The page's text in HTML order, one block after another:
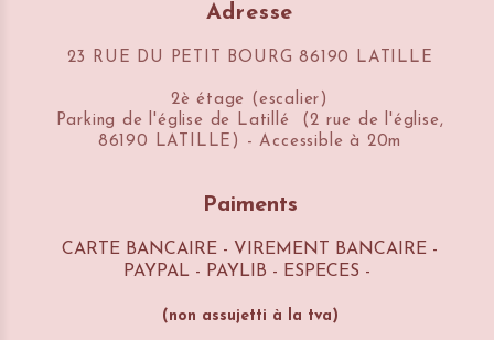
Adresse
23 RUE DU PETIT BOURG 86190 LATILLE
2è étage (escalier)
Parking de l'église de Latillé (2 rue de l'église,
86190 LATILLE) - Accessible à 20m
Paiments
CARTE BANCAIRE - VIREMENT BANCAIRE -
PAYPAL - PAYLIB - ESPECES -
(non assujetti à la tva)